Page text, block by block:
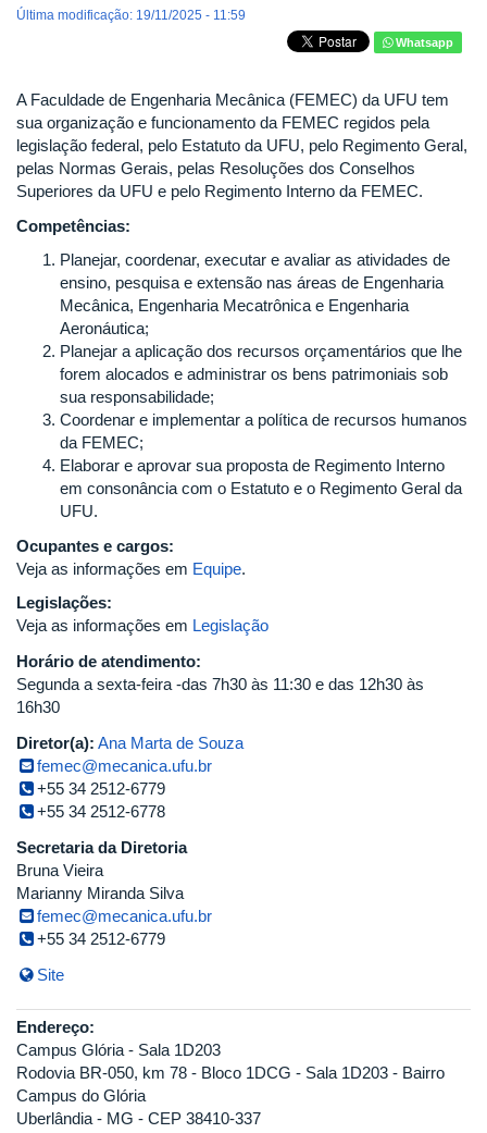
Última modificação: 19/11/2025 - 11:59
Whatsapp
A Faculdade de Engenharia Mecânica (FEMEC) da UFU tem
sua organização e funcionamento da FEMEC regidos pela
legislação federal, pelo Estatuto da UFU, pelo Regimento Geral,
pelas Normas Gerais, pelas Resoluções dos Conselhos
Superiores da UFU e pelo Regimento Interno da FEMEC.
Competências:
Planejar, coordenar, executar e avaliar as atividades de
ensino, pesquisa e extensão nas áreas de Engenharia
Mecânica, Engenharia Mecatrônica e Engenharia
Aeronáutica;
Planejar a aplicação dos recursos orçamentários que lhe
forem alocados e administrar os bens patrimoniais sob
sua responsabilidade;
Coordenar e implementar a política de recursos humanos
da FEMEC;
Elaborar e aprovar sua proposta de Regimento Interno
em consonância com o Estatuto e o Regimento Geral da
UFU.
Ocupantes e cargos:
Veja as informações em Equipe.
Legislações:
Veja as informações em Legislação
Horário de atendimento:
Segunda a sexta-feira -das 7h30 às 11:30 e das 12h30 às
16h30
Diretor(a): Ana Marta de Souza
femec@mecanica.ufu.br
+55 34 2512-6779
+55 34 2512-6778
Secretaria da Diretoria
Bruna Vieira
Marianny Miranda Silva
femec@mecanica.ufu.br
+55 34 2512-6779
Site
Endereço:
Campus Glória - Sala 1D203
Rodovia BR-050, km 78 - Bloco 1DCG - Sala 1D203 - Bairro
Campus do Glória
Uberlândia - MG - CEP 38410-337